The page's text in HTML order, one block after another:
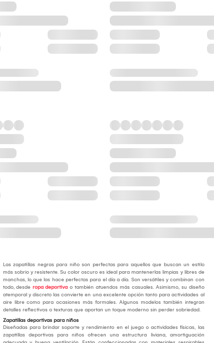
Las zapatillas negras para niño son perfectas para aquellos que buscan un estilo
más sobrio y resistente. Su color oscuro es ideal para mantenerlas limpias y libres de
manchas, lo que las hace perfectas para el día a día. Son versátiles y combinan con
todo, desde ropa deportivao también atuendos más casuales. Asimismo, su diseño
atemporal y discreto las convierte en una excelente opción tanto para actividades al
aire libre como para ocasiones más formales. Algunos modelos también integran
detalles reflectivos o texturas que aportan un toque moderno sin perder sobriedad.
Zapatillas deportivas para niños
Diseñadas para brindar soporte y rendimiento en el juego o actividades físicas, las
zapatillas deportivas para niños ofrecen una estructura liviana, amortiguación